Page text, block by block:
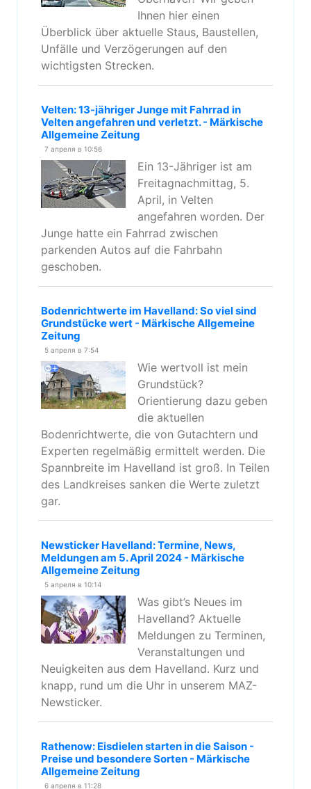
Ihnen hier einen
Überblick über aktuelle Staus, Baustellen,
Unfälle und Verzögerungen auf den
wichtigsten Strecken.
Velten: 13-jähriger Junge mit Fahrrad in
Velten angefahren und verletzt. - Märkische
Allgemeine Zeitung
7 апреля в 10:56
Ein 13-Jähriger ist am
Freitagnachmittag, 5.
April, in Velten
angefahren worden. Der
Junge hatte ein Fahrrad zwischen
parkenden Autos auf die Fahrbahn
geschoben.
Bodenrichtwerte im Havelland: So viel sind
Grundstücke wert - Märkische Allgemeine
Zeitung
5 апреля в 7:54
Wie wertvoll ist mein
Grundstück?
Orientierung dazu geben
die aktuellen
Bodenrichtwerte, die von Gutachtern und
Experten regelmäßig ermittelt werden. Die
Spannbreite im Havelland ist groß. In Teilen
des Landkreises sanken die Werte zuletzt
gar.
Newsticker Havelland: Termine, News,
Meldungen am 5. April 2024 - Märkische
Allgemeine Zeitung
5 апреля в 10:14
Was gibt’s Neues im
Havelland? Aktuelle
Meldungen zu Terminen,
Veranstaltungen und
Neuigkeiten aus dem Havelland. Kurz und
knapp, rund um die Uhr in unserem MAZ-
Newsticker.
Rathenow: Eisdielen starten in die Saison -
Preise und besondere Sorten - Märkische
Allgemeine Zeitung
6 апреля в 11:28